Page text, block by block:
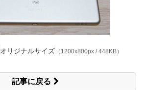
オリジナルサイズ （1200x800px / 448KB）
記事に戻る